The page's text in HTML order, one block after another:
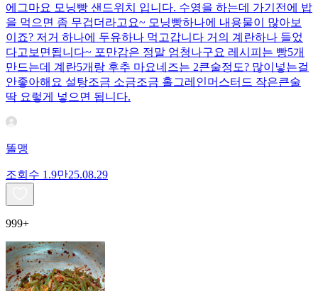
에그마요 모닝빵 샌드위치 입니다. 수영을 하는데 가기전에 밥
을 먹으면 좀 무겁더라고요~ 모닝빵하나에 내용물이 많아보
이죠? 저거 하나에 두유하나 먹고갑니다 거의 계란하나 들었
다고보면됩니다~ 포만감은 정말 엄청나구요 레시피는 빵5개
만드는데 계란5개랑 후추 마요네즈는 2큰술정도? 많이넣는걸
안좋아해요 설탕조금 소금조금 홀그레인머스터드 작은큰술
딱 요렇게 넣으면 됩니다.
똘맹
조회수 1.9만25.08.29
999+